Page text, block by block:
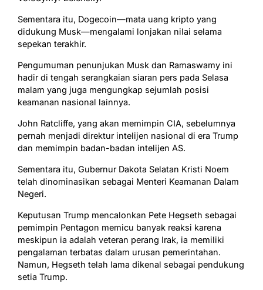
Sementara itu, Dogecoin—mata uang kripto yang
didukung Musk—mengalami lonjakan nilai selama
sepekan terakhir.
Pengumuman penunjukan Musk dan Ramaswamy ini
hadir di tengah serangkaian siaran pers pada Selasa
malam yang juga mengungkap sejumlah posisi
keamanan nasional lainnya.
John Ratcliffe, yang akan memimpin CIA, sebelumnya
pernah menjadi direktur intelijen nasional di era Trump
dan memimpin badan-badan intelijen AS.
Sementara itu, Gubernur Dakota Selatan Kristi Noem
telah dinominasikan sebagai Menteri Keamanan Dalam
Negeri.
Keputusan Trump mencalonkan Pete Hegseth sebagai
pemimpin Pentagon memicu banyak reaksi karena
meskipun ia adalah veteran perang Irak, ia memiliki
pengalaman terbatas dalam urusan pemerintahan.
Namun, Hegseth telah lama dikenal sebagai pendukung
setia Trump.